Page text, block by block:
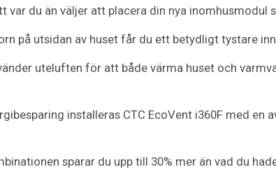
var du än väljer att placera din nya inomhusmodul
på utsidan av huset får du ett betydligt tystare
uteluften för att både värma huset och
installeras CTC EcoVent i360F med
sparar du upp till 30% mer än vad du